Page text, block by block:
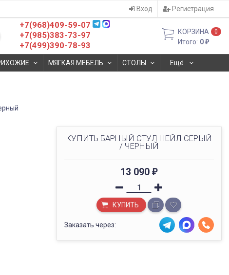
Вход Регистрация
+7(968)409-59-07
+7(985)383-73-97
+7(499)390-78-93
КОРЗИНА 0
Итого: 0₽
МЯГКАЯ МЕБЕЛЬ СТОЛЫ Ещё
КУПИТЬ БАРНЫЙ СТУЛ НЕЙЛ СЕРЫЙ
/ ЧЕРНЫЙ
13 090₽
КУПИТЬ
Заказать через: